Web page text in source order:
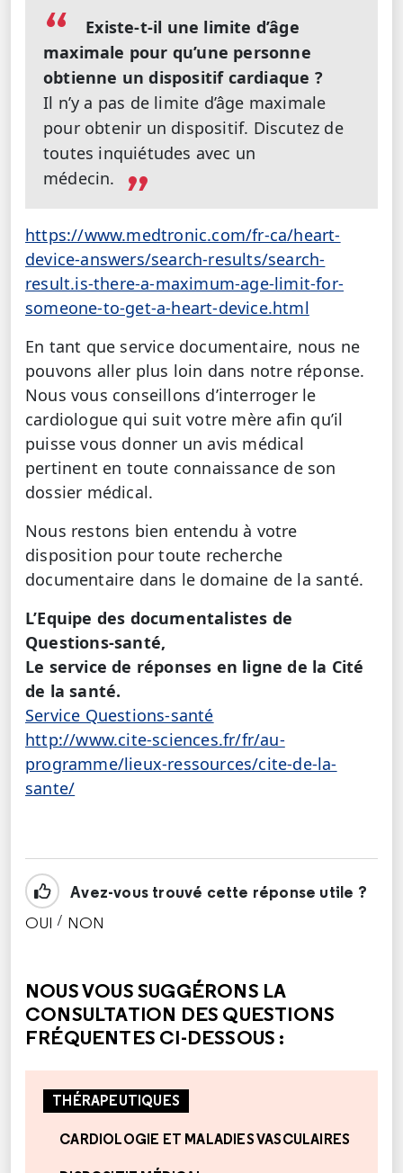
Existe-t-il une limite d’âge
maximale pour qu’une personne
obtienne un dispositif cardiaque ?
Il n’y a pas de limite d’âge maximale
pour obtenir un dispositif. Discutez de
toutes inquiétudes avec un
médecin.
https://www.medtronic.com/fr-ca/heart-
device-answers/search-results/search-
result.is-there-a-maximum-age-limit-for-
someone-to-get-a-heart-device.html
En tant que service documentaire, nous ne
pouvons aller plus loin dans notre réponse.
Nous vous conseillons d’interroger le
cardiologue qui suit votre mère afin qu’il
puisse vous donner un avis médical
pertinent en toute connaissance de son
dossier médical.
Nous restons bien entendu à votre
disposition pour toute recherche
documentaire dans le domaine de la santé.
L’Equipe des documentalistes de
Questions-santé,
Le service de réponses en ligne de la Cité
de la santé.
Service Questions-santé
http://www.cite-sciences.fr/fr/au-
programme/lieux-ressources/cite-de-la-
sante/
Avez-vous trouvé cette réponse utile ?
OUI / NON
NOUS VOUS SUGGÉRONS LA
CONSULTATION DES QUESTIONS
FRÉQUENTES CI-DESSOUS :
THÉRAPEUTIQUES
CARDIOLOGIE ET MALADIES VASCULAIRES